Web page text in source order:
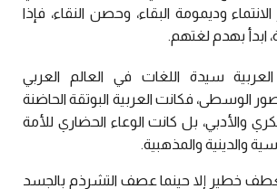
وديمومة البقاء، وحصن النقاء، فإذا
ابدأ بهدم لغتهم.
سيدة اللغات في العالم العربي
الوسطى، فكانت العربية البوتقة الحاضنة
والأدبي، بل كانت الوعاء الحضاري للأمة
والدينية والمذهبية.
خطير إلا حينما عصف التشرذم بالجسد